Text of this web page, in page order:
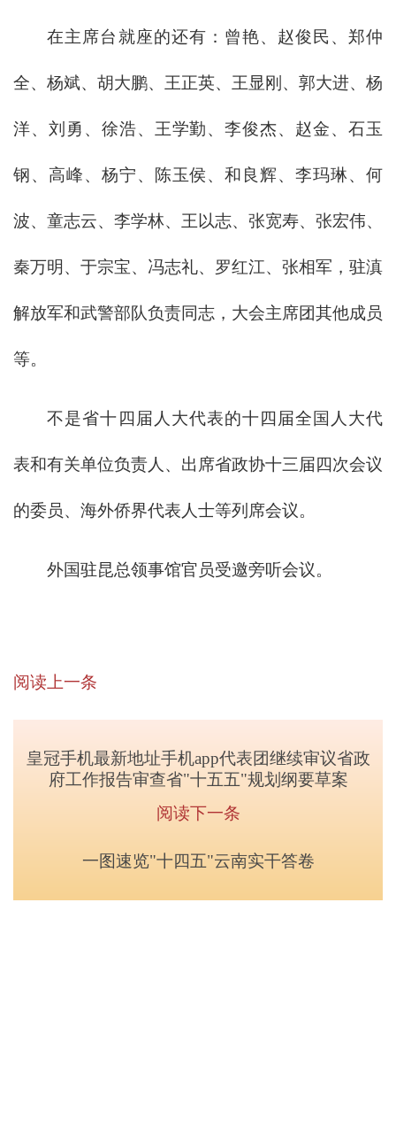
在主席台就座的还有：曾艳、赵俊民、郑仲
全、杨斌、胡大鹏、王正英、王显刚、郭大进、杨
洋、刘勇、徐浩、王学勤、李俊杰、赵金、石玉
钢、高峰、杨宁、陈玉侯、和良辉、李玛琳、何
波、童志云、李学林、王以志、张宽寿、张宏伟、
秦万明、于宗宝、冯志礼、罗红江、张相军，驻滇
解放军和武警部队负责同志，大会主席团其他成员
等。
不是省十四届人大代表的十四届全国人大代
表和有关单位负责人、出席省政协十三届四次会议
的委员、海外侨界代表人士等列席会议。
外国驻昆总领事馆官员受邀旁听会议。
阅读上一条
皇冠手机最新地址手机app代表团继续审议省政
府工作报告审查省"十五五"规划纲要草案
阅读下一条
一图速览"十四五"云南实干答卷